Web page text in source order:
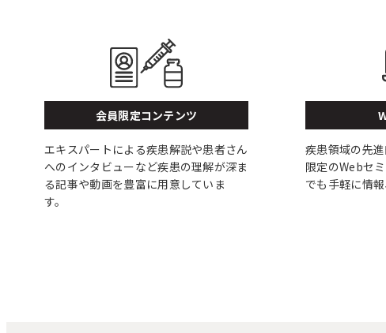
会員限定コンテンツ
エキスパートによる疾患解説や患者さん
へのインタビューなど疾患の理解が深ま
る記事や動画を豊富に用意していま
す。
疾患領域の先
限定のWebセ
でも手軽に情